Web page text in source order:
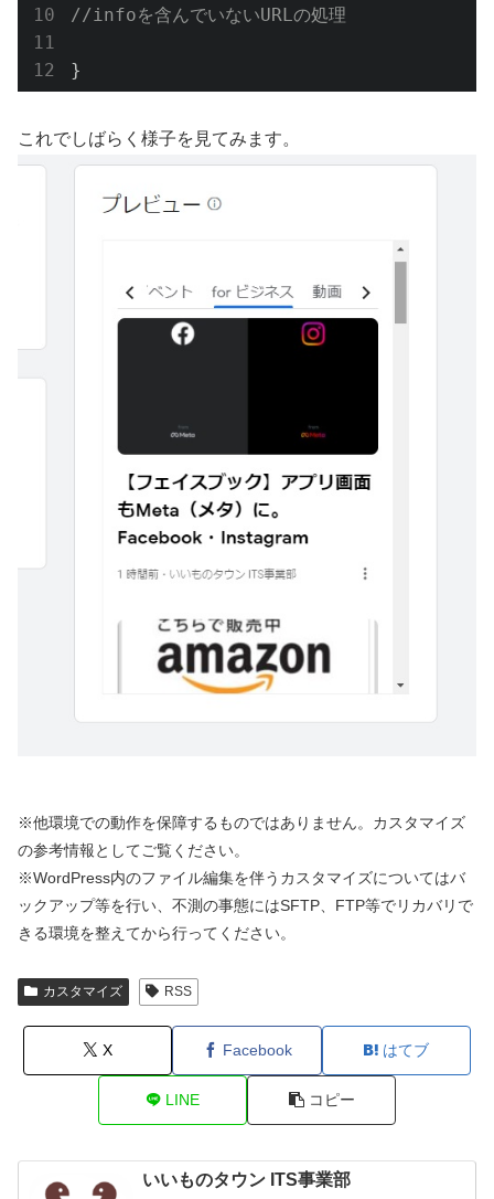
//infoを含んでいないURLの処理
}
これでしばらく様子を見てみます。
※他環境での動作を保障するものではありません。カスタマイズ
の参考情報としてご覧ください。
※WordPress内のファイル編集を伴うカスタマイズについてはバ
ックアップ等を行い、不測の事態にはSFTP、FTP等でリカバリで
きる環境を整えてから行ってください。
カスタマイズ RSS
X Facebook はてブ
LINE コピー
いいものタウン ITS事業部